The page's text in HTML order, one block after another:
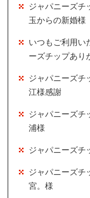
ジャパニーズチ
玉からの新婚様
いつもご利用い
ーズチップあり
ジャパニーズチ
江様感謝
ジャパニーズチ
浦様
ジャパニーズチ
ジャパニーズチ
宮。様